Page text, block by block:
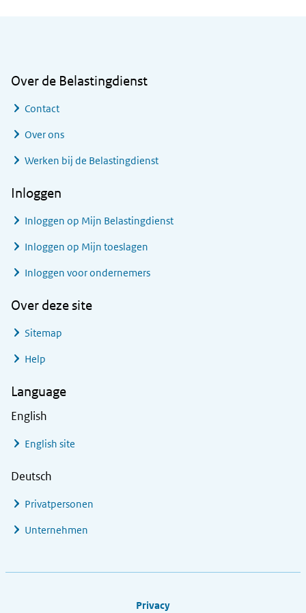
Over de Belastingdienst
Contact
Over ons
Werken bij de Belastingdienst
Inloggen
Inloggen op Mijn Belastingdienst
Inloggen op Mijn toeslagen
Inloggen voor ondernemers
Over deze site
Sitemap
Help
Language
English
English site
Deutsch
Privatpersonen
Unternehmen
Privacy